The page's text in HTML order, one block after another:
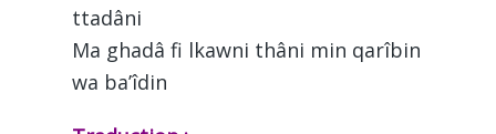
ttadâni
Ma ghadâ fi lkawni thâni min qarîbin
wa ba’îdin